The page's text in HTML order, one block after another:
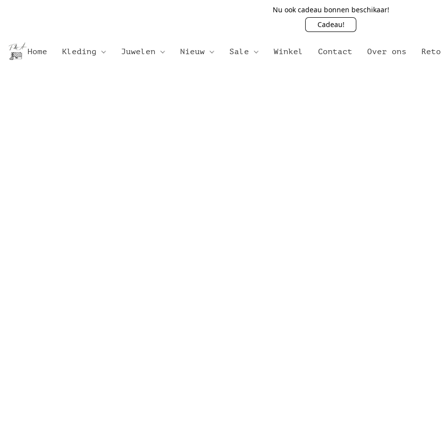
Nu ook cadeau bonnen beschikaar!
Cadeau!
Home Kleding Juwelen Nieuw Sale Winkel Contact Over ons